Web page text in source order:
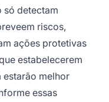
só detectam
riscos,
ações protetivas
estabelecerem
melhor
essas